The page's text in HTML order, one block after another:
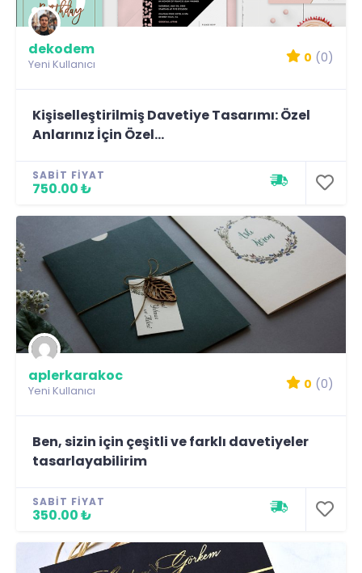
dekodem
Yeni Kullanıcı 0 (0)
Kişiselleştirilmiş Davetiye Tasarımı: Özel
Anlarınız İçin Özel...
SABIT FIYAT
750.00 ₺
aplerkarakoc
Yeni Kullanıcı 0 (0)
Ben, sizin için çeşitli ve farklı davetiyeler
tasarlayabilirim
SABIT FIYAT
350.00 ₺